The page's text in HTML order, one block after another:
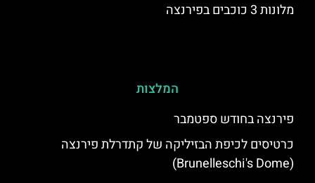
מלונות 3 כוכבים בפירנצה
המלצות
פירנצה בחודש ספטמבר
כרטיסים לכיפת הבזיליקה של קתדרלת פירנצה
(Brunelleschi's Dome)